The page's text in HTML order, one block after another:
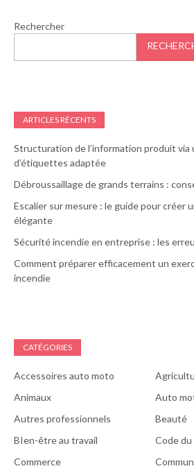
Rechercher
ARTICLES RÉCENTS
Structuration de l’information produit via
d’étiquettes adaptée
Débroussaillage de grands terrains :
Escalier sur mesure : le guide pour créer
élégante
Sécurité incendie en entreprise : les
Comment préparer efficacement un
incendie
CATÉGORIES
Accessoires auto moto
Animaux
Auto
Autres professionnels
Beauté
BIen-être au travail
Code du
Commerce